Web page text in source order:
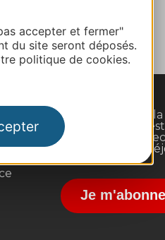
accepter et fermer"
du site seront déposés.
politique de cookies.
Inscrivez-vous à
d'information
Occitanie pour
suggestions de
et de sorties.
Je m'abonne